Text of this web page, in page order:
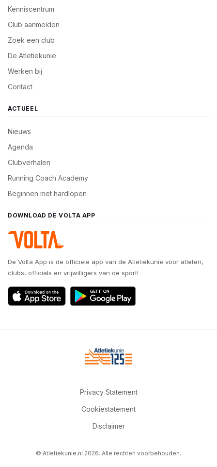
Kenniscentrum
Club aanmelden
Zoek een club
De Atletiekunie
Werken bij
Contact
ACTUEEL
Nieuws
Agenda
Clubverhalen
Running Coach Academy
Beginnen met hardlopen
DOWNLOAD DE VOLTA APP
De Volta App is de officiële app van de Atletiekunie voor atleten,
clubs, officials en vrijwilligers van de sport!
Privacy Statement
Cookiestatement
Disclaimer
© Atletiekunie.nl 2026. Alle rechten voorbehouden.